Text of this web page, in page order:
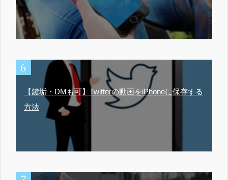
【鍵垢・DMも可】Twitterの動画をiPhoneに保存する
方法